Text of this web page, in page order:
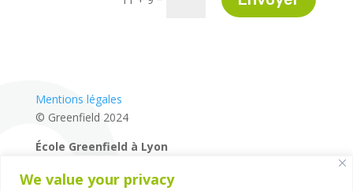
We value your privacy
Mentions légales
© Greenfield 2024
École Greenfield à Lyon
14 rue de la Mairie – 69660 – Collonges-au-Mont-d’Or